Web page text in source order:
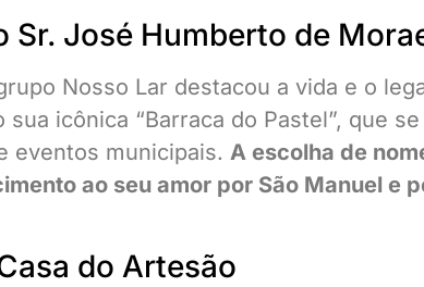
Sr. José Humberto de
Nosso Lar destacou a vida e o
icônica “Barraca do Pastel”, que
eventos municipais. A escolha de
ao seu amor por São Manuel e
do Artesão